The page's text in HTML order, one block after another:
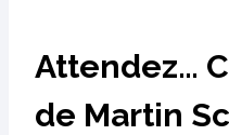
Attendez…
de Martin